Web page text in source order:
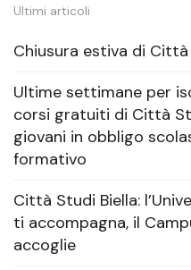
Ultimi articoli
Chiusura estiva di
Ultime settimane per
corsi gratuiti di Città
giovani in obbligo
formativo
Città Studi Biella:
ti accompagna, il
accoglie